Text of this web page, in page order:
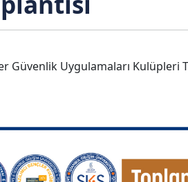
Güvenlik Uygulamaları